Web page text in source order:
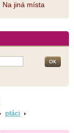
Na jiná místa
ptáci